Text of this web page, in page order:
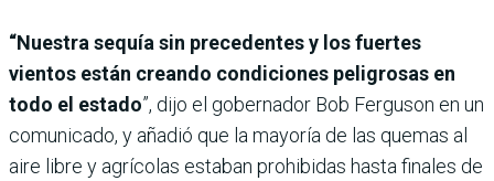
“Nuestra sequía sin precedentes y los fuertes
vientos están creando condiciones peligrosas en
todo el estado”, dijo el gobernador Bob Ferguson en un
comunicado, y añadió que la mayoría de las quemas al
aire libre y agrícolas estaban prohibidas hasta finales de